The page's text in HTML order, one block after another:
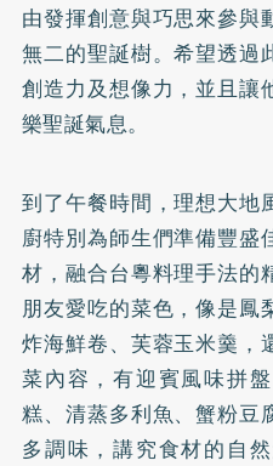
由發揮創意與巧思來參與
無二的聖誕樹。希望透過
創造力及想像力，並且讓
樂聖誕氣息。
到了午餐時間，理想大地
廚特別為師生們準備豐盛
材，融合台粵料理手法的
朋友愛吃的菜色，像是鳳
炸海鮮卷、芙蓉玉米羹，
菜內容，有迎賓風味拼
糕、清蒸多利魚、蟹粉豆
多調味，講究食材的自